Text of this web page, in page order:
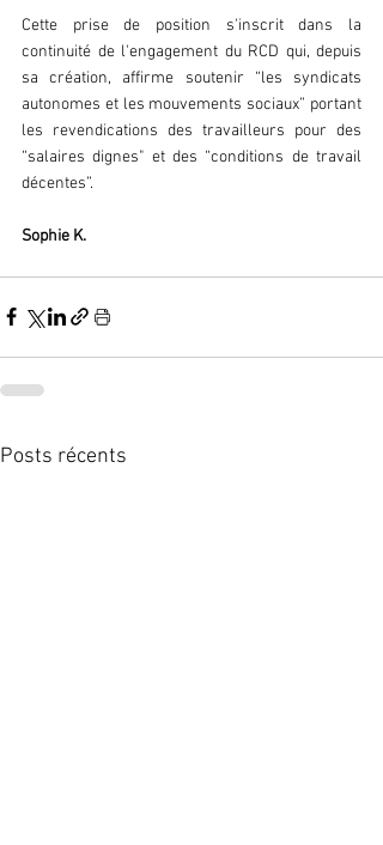
Cette prise de position s'inscrit dans la
continuité de l'engagement du RCD qui, depuis
sa création, affirme soutenir “les syndicats
autonomes et les mouvements sociaux” portant
les revendications des travailleurs pour des
“salaires dignes" et des “conditions de travail
décentes”.
Sophie K.
Posts récents